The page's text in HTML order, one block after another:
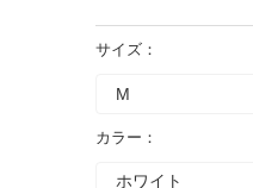
サイズ：
カラー：